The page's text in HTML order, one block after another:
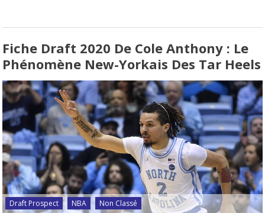
Fiche Draft 2020 De Cole Anthony : Le
Phénomène New-Yorkais Des Tar Heels
Draft Prospect NBA Non Classé